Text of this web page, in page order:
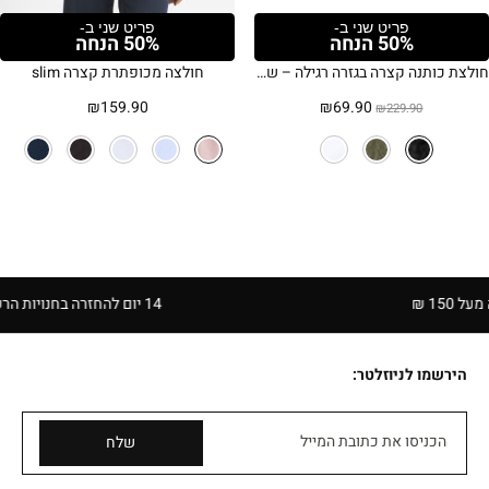
פריט שני ב-
50% הנחה
חולצת כותנה קצרה בגזרה רגילה – שחור
₪229.90
המחיר
היה:
₪69.90 המחיר
הוא:
פריט שני ב-
50% הנחה
חולצה מכופתרת קצרה slim
₪159.90
הירשמו לניוזלטר:
הכניסו את כתובת המייל שלח